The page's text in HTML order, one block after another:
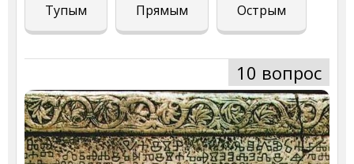
Тупым Прямым Острым
10 вопрос